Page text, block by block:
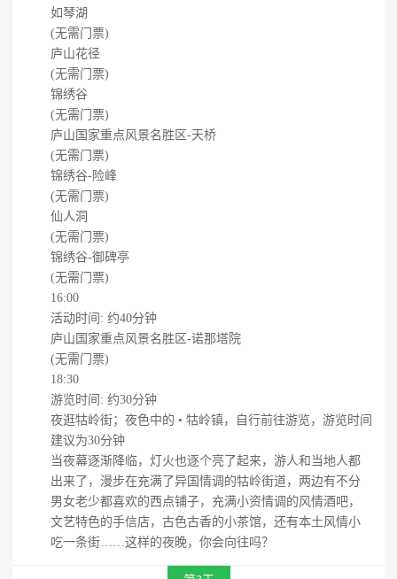
如琴湖
(无需门票)
庐山花径
(无需门票)
锦绣谷
(无需门票)
庐山国家重点风景名胜区-天桥
(无需门票)
锦绣谷-险峰
(无需门票)
仙人洞
(无需门票)
锦绣谷-御碑亭
(无需门票)
16:00
活动时间: 约40分钟
庐山国家重点风景名胜区-诺那塔院
(无需门票)
18:30
游览时间: 约30分钟
夜逛牯岭街；夜色中的 • 牯岭镇，自行前往游览，游览时间
建议为30分钟
当夜幕逐渐降临，灯火也逐个亮了起来，游人和当地人都
出来了，漫步在充满了异国情调的牯岭街道，两边有不分
男女老少都喜欢的西点铺子，充满小资情调的风情酒吧，
文艺特色的手信店，古色古香的小茶馆，还有本土风情小
吃一条街……这样的夜晚，你会向往吗？